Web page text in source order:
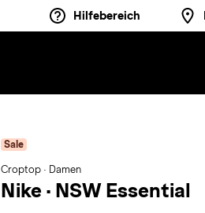
Hilfebereich
Sale
Croptop · Damen
Nike · NSW Essential